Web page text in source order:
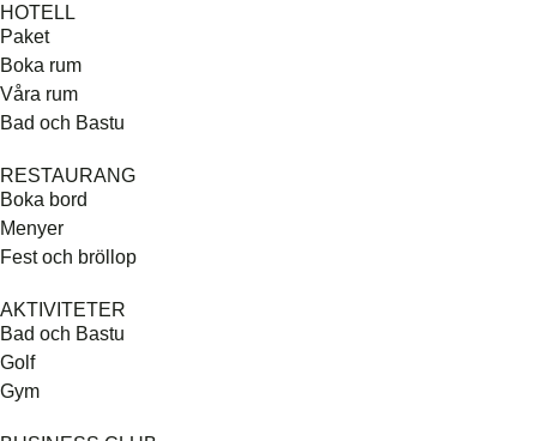
HOTELL
Paket
Boka rum
Våra rum
Bad och Bastu
RESTAURANG
Boka bord
Menyer
Fest och bröllop
AKTIVITETER
Bad och Bastu
Golf
Gym